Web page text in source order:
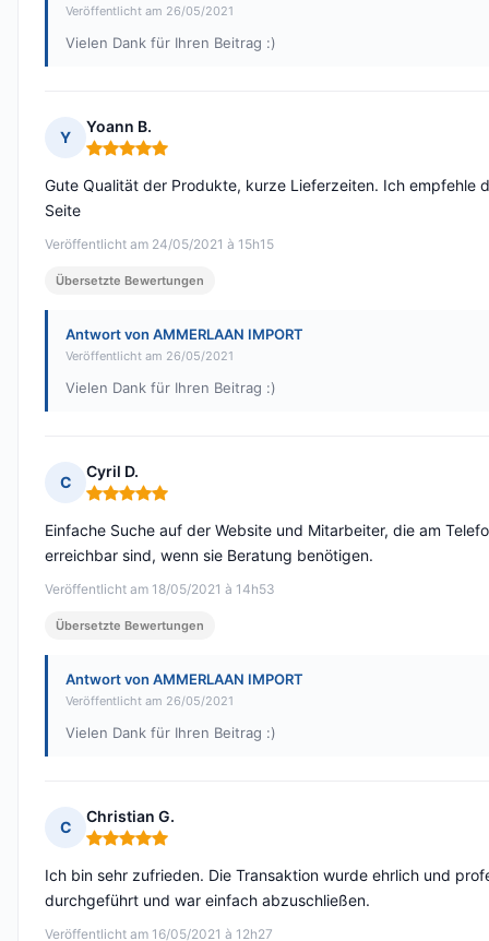
Veröffentlicht am 26/05/2021
Vielen Dank für Ihren Beitrag :)
Y
Yoann B.
Hinweis: 5 von 5
Veröffentlicht am 24/05/2021 à 15h15
Gute Qualität der Produkte, kurze Lieferzeiten. Ich empfehle
Seite
Übersetzte Bewertungen
Antwort von AMMERLAAN IMPORT
Veröffentlicht am 26/05/2021
Vielen Dank für Ihren Beitrag :)
C
Cyril D.
Hinweis: 5 von 5
Veröffentlicht am 18/05/2021 à 14h53
Einfache Suche auf der Website und Mitarbeiter, die am
erreichbar sind, wenn sie Beratung benötigen.
Übersetzte Bewertungen
Antwort von AMMERLAAN IMPORT
Veröffentlicht am 26/05/2021
Vielen Dank für Ihren Beitrag :)
C
Christian G.
Hinweis: 5 von 5
Veröffentlicht am 16/05/2021 à 12h27
Ich bin sehr zufrieden. Die Transaktion wurde ehrlich und
durchgeführt und war einfach abzuschließen.